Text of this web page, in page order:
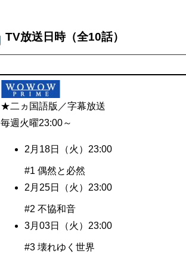
TV放送日時（全10話）
★二ヵ国語版／字幕放送
毎週火曜23:00～
2月18日（火）23:00
#1 偶然と必然
2月25日（火）23:00
#2 不協和音
3月03日（火）23:00
#3 壊れゆく世界